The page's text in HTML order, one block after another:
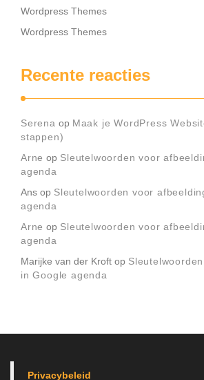
Wordpress Themes
Wordpress Themes
Recente reacties
Serena op Maak je WordPress
stappen)
Arne op Sleutelwoorden voor
agenda
Ans op Sleutelwoorden voor
agenda
Arne op Sleutelwoorden voor
agenda
Marijke van der Kroft op
in Google agenda
Privacybeleid